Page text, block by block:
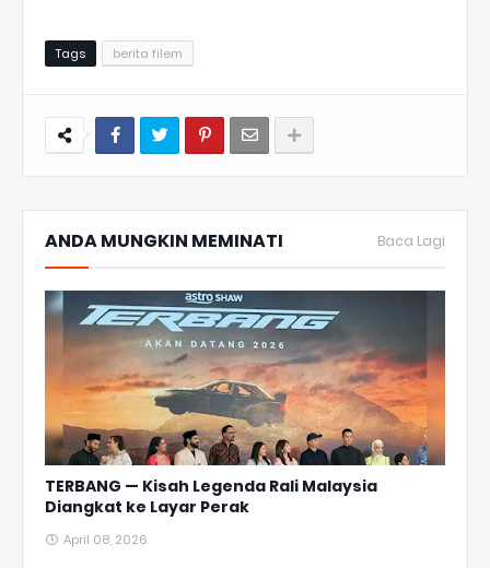
Tags berita filem
ANDA MUNGKIN MEMINATI Baca Lagi
TERBANG — Kisah Legenda Rali Malaysia
Diangkat ke Layar Perak
April 08, 2026